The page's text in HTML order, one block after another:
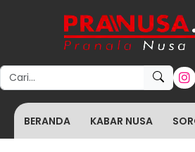
Search for:
BERANDA KABAR NUSA